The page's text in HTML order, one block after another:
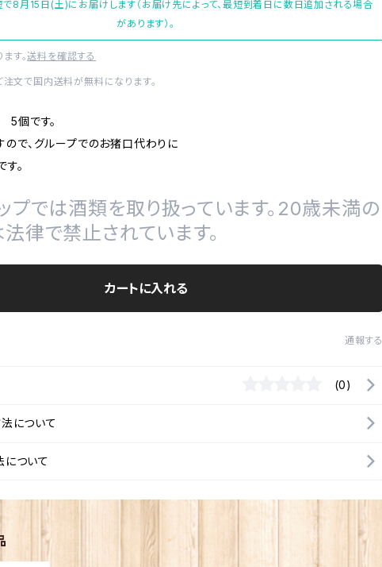
8月15日(土)にお届けします（お届け先によって、最短到着日に数日追加される場合
があります）。
す。送料を確認する
文で国内送料が無料になります。
個です。
ので、グループでのお猪口代わりに
。
プでは酒類を取り扱っています。20歳未満の
律で禁止されています。
カートに入れる
通報する
(0)
について
について